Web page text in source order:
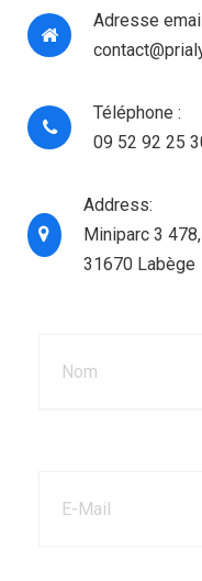
Adresse
Téléphone :
09 52 92 25
Address:
Miniparc 3
31670 Labège